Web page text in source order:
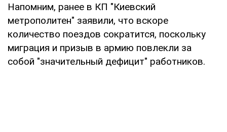
Напомним, ранее в КП "Киевский
метрополитен" заявили, что вскоре
количество поездов сократится, поскольку
миграция и призыв в армию повлекли за
собой "значительный дефицит" работников.